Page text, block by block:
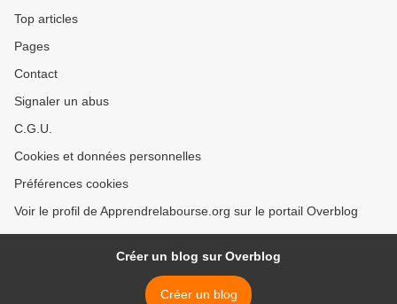
Top articles
Pages
Contact
Signaler un abus
C.G.U.
Cookies et données personnelles
Préférences cookies
Voir le profil de Apprendrelabourse.org sur le portail Overblog
Créer un blog sur Overblog
Créer un blog